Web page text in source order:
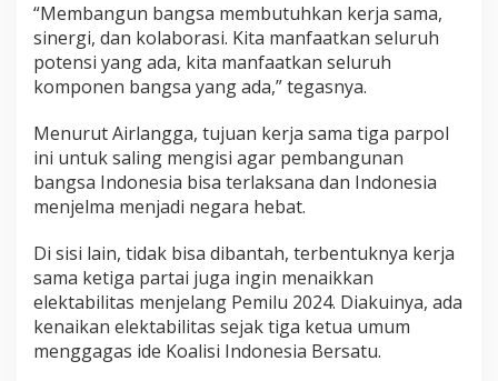
“Membangun bangsa membutuhkan kerja sama,
sinergi, dan kolaborasi. Kita manfaatkan seluruh
potensi yang ada, kita manfaatkan seluruh
komponen bangsa yang ada,” tegasnya.
Menurut Airlangga, tujuan kerja sama tiga parpol
ini untuk saling mengisi agar pembangunan
bangsa Indonesia bisa terlaksana dan Indonesia
menjelma menjadi negara hebat.
Di sisi lain, tidak bisa dibantah, terbentuknya kerja
sama ketiga partai juga ingin menaikkan
elektabilitas menjelang Pemilu 2024. Diakuinya, ada
kenaikan elektabilitas sejak tiga ketua umum
menggagas ide Koalisi Indonesia Bersatu.